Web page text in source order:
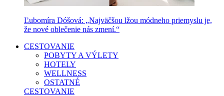
Ľubomíra Dóšová: „Najväčšou lžou módneho priemyslu je,
že nové oblečenie nás zmení.“
CESTOVANIE
POBYTY A VÝLETY
HOTELY
WELLNESS
OSTATNÉ
CESTOVANIE